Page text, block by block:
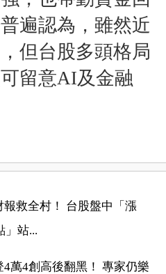
遍認為，雖然近
但台股多頭格局
留意AI及金融
報救全村！ 台股盤中「漲
」站...
4萬4創高後翻黑！ 專家仍樂